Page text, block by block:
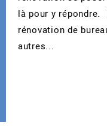
là pour y répondre.
rénovation de
autres...